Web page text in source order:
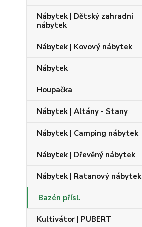
Nábytek | Dětský zahradní
nábytek
Nábytek | Kovový nábytek
Nábytek
Houpačka
Nábytek | Altány - Stany
Nábytek | Camping nábytek
Nábytek | Dřevěný nábytek
Nábytek | Ratanový nábytek
Bazén přísl.
Kultivátor | PUBERT